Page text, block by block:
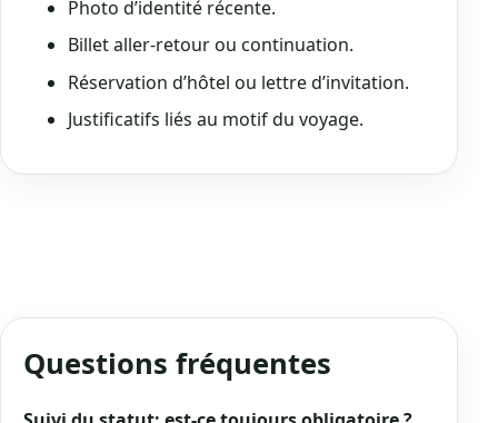
Photo d’identité récente.
Billet aller-retour ou continuation.
Réservation d’hôtel ou lettre d’invitation.
Justificatifs liés au motif du voyage.
Questions fréquentes